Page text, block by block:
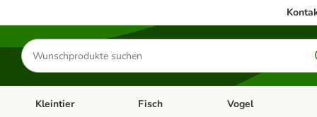
Produkte
suchen
& Zubehör
Kategorie-Menü öffnen: Hundefutter & Zubehör
Kleintier Kategorie-Menü öffnen: Kleintier
Fisch Kategorie-Menü
Vogel